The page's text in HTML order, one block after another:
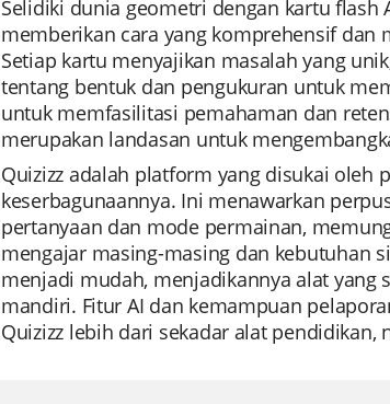
Selidiki dunia geometri dengan kartu
memberikan cara yang komprehensif
Setiap kartu menyajikan masalah yang
tentang bentuk dan pengukuran untuk
untuk memfasilitasi pemahaman dan
merupakan landasan untuk
Quizizz adalah platform yang disukai oleh
keserbagunaannya. Ini menawarkan
pertanyaan dan mode permainan,
mengajar masing-masing dan kebutuhan
menjadi mudah, menjadikannya alat
mandiri. Fitur AI dan kemampuan
Quizizz lebih dari sekadar alat